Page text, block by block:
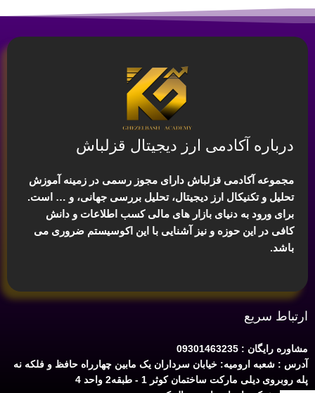
درباره آکادمی ارز دیجیتال قزلباش
مجموعه آکادمی قزلباش دارای مجوز رسمی در زمینه آموزش
تحلیل و تکنیکال ارز دیجیتال، تحلیل بررسی جهانی، و … است.
برای ورود به دنیای بازار های مالی کسب اطلاعات و دانش
کافی در این حوزه و نیز آشنایی با این اکوسیستم ضروری می
باشد.
ارتباط سریع
مشاوره رایگان : 09301463235
آدرس : شعبه ارومیه: خیابان سرداران یک مابین چهارراه حافظ و فلکه نه
پله روبروی دیلی مارکت ساختمان کوثر 1 - طبقه2 واحد 4